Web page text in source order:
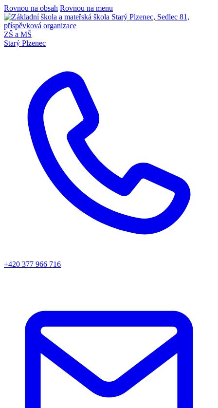
Rovnou na obsah Rovnou na menu
ZŠ a MŠ
Starý Plzenec
+420 377 966 716